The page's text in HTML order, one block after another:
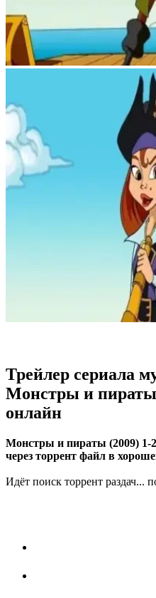
Трейлер сериала
Монстры и пираты
онлайн
Монстры и пираты (2009) 1-2
через торрент файл в
Идёт поиск торрент раздач...